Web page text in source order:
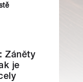
Záněty
je